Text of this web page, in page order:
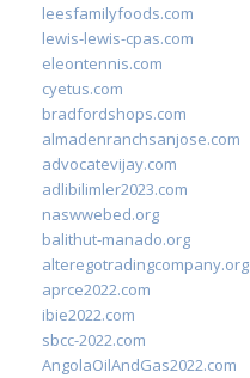
leesfamilyfoods.com
lewis-lewis-cpas.com
eleontennis.com
cyetus.com
bradfordshops.com
almadenranchsanjose.com
advocatevijay.com
adlibilimler2023.com
naswwebed.org
balithut-manado.org
alteregotradingcompany.org
aprce2022.com
ibie2022.com
sbcc-2022.com
AngolaOilAndGas2022.com